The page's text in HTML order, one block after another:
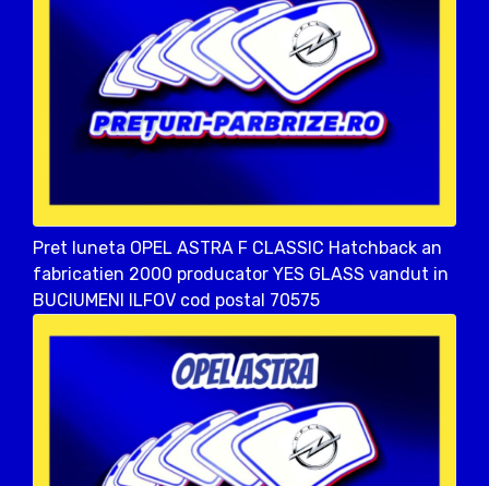
Pret luneta OPEL ASTRA F CLASSIC Hatchback an
fabricatien 2000 producator YES GLASS vandut in
BUCIUMENI ILFOV cod postal 70575